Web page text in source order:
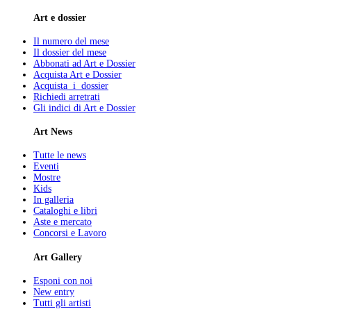
Art e dossier
Il numero del mese
Il dossier del mese
Abbonati ad Art e Dossier
Acquista Art e Dossier
Acquista i dossier
Richiedi arretrati
Gli indici di Art e Dossier
Art News
Tutte le news
Eventi
Mostre
Kids
In galleria
Cataloghi e libri
Aste e mercato
Concorsi e Lavoro
Art Gallery
Esponi con noi
New entry
Tutti gli artisti